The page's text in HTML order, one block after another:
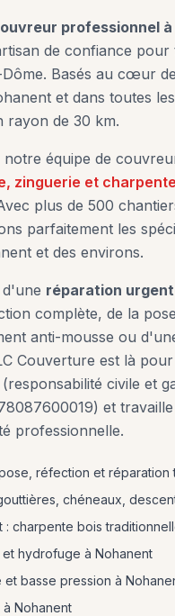
professionnel à
de confiance pour
Basés au cœur de
et dans toutes
rayon de 30 km.
équipe de
zinguerie et charpente
plus de 500
parfaitement les
et des environs.
réparation
complète, de la
anti-mousse ou
Couverture est là
civile et
et
professionnelle.
réfection et réparation
chéneaux,
: charpente bois
hydrofuge à Nohanent
basse pression à
Nohanent